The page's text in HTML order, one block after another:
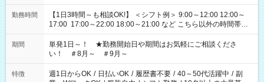
勤務時間
【1日3時間～も相談OK!】 ＜シフト例＞ 9:00～12:00 12:00～
17:00 17:00～22:00 18:00～21:00 など こちら以外の時間帯も
お気軽にご相談ください！
期間
単発1日～！ ★勤務開始日や期間はお気軽にご相談くださ
い！ ＃8月～ ＃9月～
特徴 週1日からOK / 日払いOK / 履歴書不要 / 40～50代活躍中 / 副